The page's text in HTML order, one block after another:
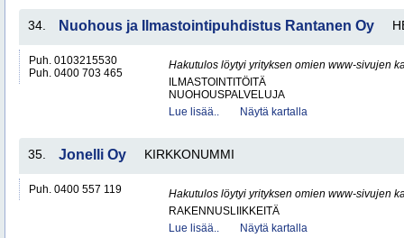
34. Nuohous ja Ilmastointipuhdistus Rantanen Oy
Puh. 0103215530
Puh. 0400 703 465
Hakutulos löytyi yrityksen omien www-sivujen
ILMASTOINTITÖITÄ
NUOHOUSPALVELUJA
Lue lisää..
Näytä kartalla
35. Jonelli Oy KIRKKONUMMI
Puh. 0400 557 119
Hakutulos löytyi yrityksen omien www-sivujen
RAKENNUSLIIKKEITÄ
Lue lisää..
Näytä kartalla